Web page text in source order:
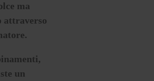
ma
attraverso
un